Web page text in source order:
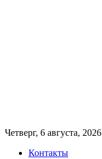
Четверг, 6 августа, 2026
Контакты